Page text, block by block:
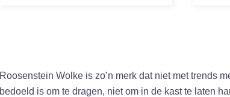
Roosenstein Wolke is zo’n merk dat niet met trends
bedoeld is om te dragen, niet om in de kast te laten